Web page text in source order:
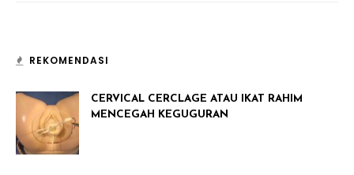
REKOMENDASI
CERVICAL CERCLAGE ATAU IKAT RAHIM
MENCEGAH KEGUGURAN